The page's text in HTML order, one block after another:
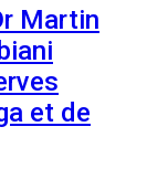
Martin
et de